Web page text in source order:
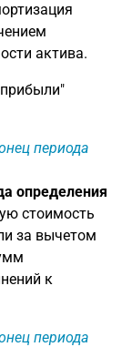
актива.
периода
определения
стоимость
за вычетом
к
периода